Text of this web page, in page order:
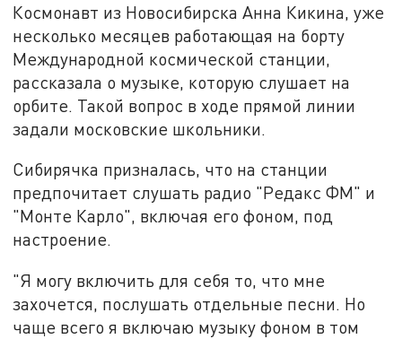
Космонавт из Новосибирска Анна Кикина, уже
несколько месяцев работающая на борту
Международной космической станции,
рассказала о музыке, которую слушает на
орбите. Такой вопрос в ходе прямой линии
задали московские школьники.
Сибирячка призналась, что на станции
предпочитает слушать радио "Редакс ФМ" и
"Монте Карло", включая его фоном, под
настроение.
"Я могу включить для себя то, что мне
захочется, послушать отдельные песни. Но
чаще всего я включаю музыку фоном в том